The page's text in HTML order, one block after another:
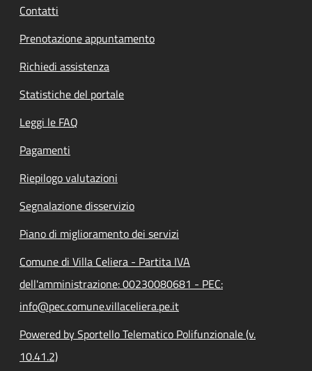
Contatti
Prenotazione appuntamento
Richiedi assistenza
Statistiche del portale
Leggi le FAQ
Pagamenti
Riepilogo valutazioni
Segnalazione disservizio
Piano di miglioramento dei servizi
Comune di Villa Celiera - Partita IVA
dell'amministrazione: 00230080681 - PEC:
info@pec.comune.villaceliera.pe.it
Powered by Sportello Telematico Polifunzionale (v.
10.41.2)